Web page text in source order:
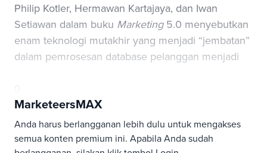
Philip Kotler, Hermawan Kartajaya, dan Iwan
Setiawan dalam buku Marketing5.0 menyebutkan
enam teknologi mutakhir yang menjadi “jembatan”
dalam pemrosesan database pelanggan menjadi
MarketeersMAX
Anda harus berlangganan lebih dulu untuk mengakses
semua konten premium ini. Apabila Anda sudah